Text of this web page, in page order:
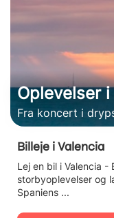
Oplevelser
Fra koncert i
Billeje i Valencia
Lej en bil i Valencia -
storbyoplevelser og
Spaniens ...